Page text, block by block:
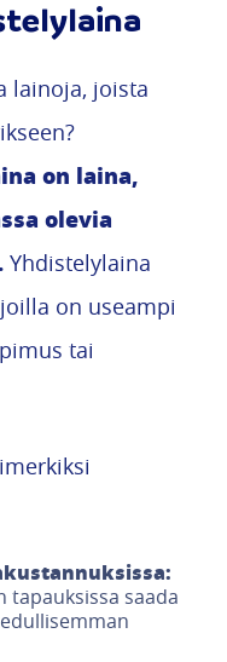
lainoja, joista
on laina,
olevia
Yhdistelylaina
on useampi
tai
tapauksissa saada